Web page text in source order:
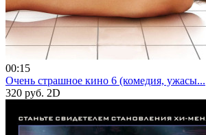
00:15
Очень страшное кино 6 (комедия, ужасы...
320 руб. 2D